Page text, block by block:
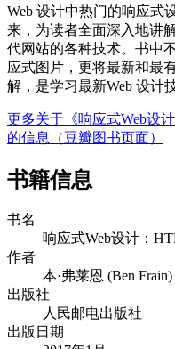
Web 设计中热门的响应式
来，为读者全面深入地讲
代网站的各种技术。书中
应式图片，更将最新和最
解，是学习最新Web 设计
更多关于《响应式Web设
的信息（豆瓣图书页面）
书籍信息
书名
响应式Web设计：
作者
本·弗莱恩 (Ben Frain)
出版社
人民邮电出版社
出版日期